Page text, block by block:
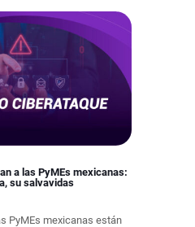
a las PyMEs mexicanas:
su salvavidas
PyMEs mexicanas están